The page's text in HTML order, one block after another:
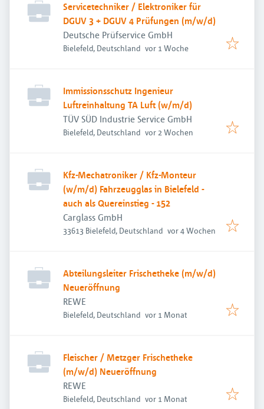
Servicetechniker / Elektroniker für
DGUV 3 + DGUV 4 Prüfungen (m/w/d)
Deutsche Prüfservice GmbH
Bielefeld, Deutschland Veröffentlicht
vor 1 Woche
Immissionsschutz Ingenieur
Luftreinhaltung TA Luft (w/m/d)
TÜV SÜD Industrie Service GmbH
Bielefeld, Deutschland Veröffentlicht
vor 2 Wochen
Kfz-Mechatroniker / Kfz-Monteur
(w/m/d) Fahrzeugglas in Bielefeld -
auch als Quereinstieg - 152
Carglass GmbH
33613 Bielefeld, Deutschland Veröffentlicht
vor 4 Wochen
Abteilungsleiter Frischetheke (m/w/d)
Neueröffnung
REWE
Bielefeld, Deutschland Veröffentlicht
vor 1 Monat
Fleischer / Metzger Frischetheke
(m/w/d) Neueröffnung
REWE
Bielefeld, Deutschland Veröffentlicht
vor 1 Monat